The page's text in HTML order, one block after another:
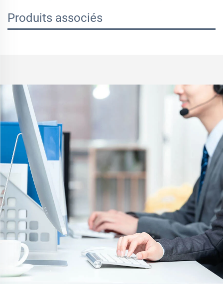
Produits associés